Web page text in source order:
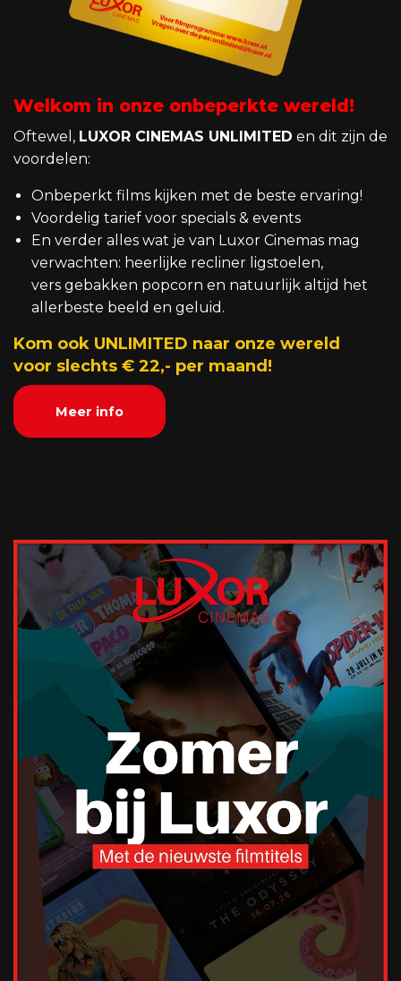
Welkom in onze onbeperkte wereld!
Oftewel, LUXOR CINEMAS UNLIMITED en dit zijn de
voordelen:
Onbeperkt films kijken met de beste ervaring!
Voordelig tarief voor specials & events
En verder alles wat je van Luxor Cinemas mag
verwachten: heerlijke recliner ligstoelen,
vers gebakken popcorn en natuurlijk altijd het
allerbeste beeld en geluid.
Kom ook UNLIMITED naar onze wereld
voor slechts € 22,- per maand!
Meer info